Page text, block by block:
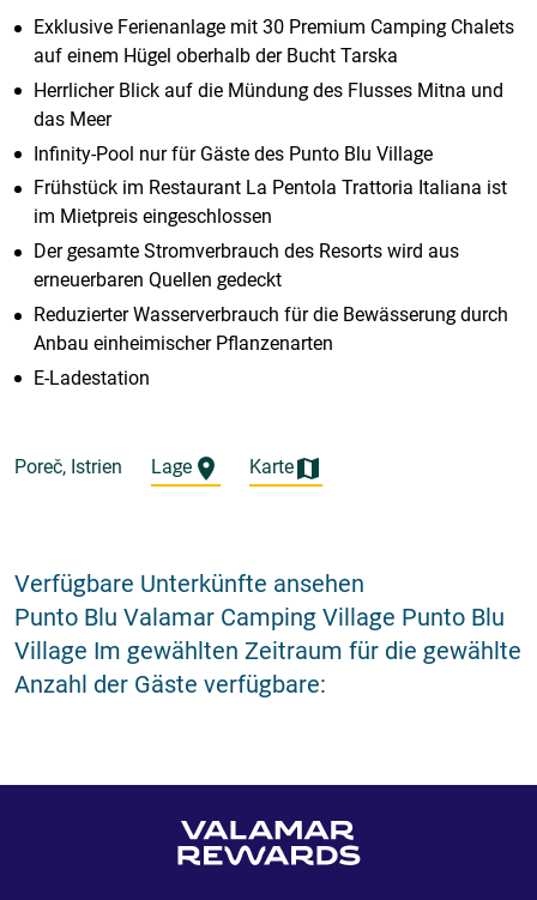
Exklusive Ferienanlage mit 30 Premium Camping Chalets
auf einem Hügel oberhalb der Bucht Tarska
Herrlicher Blick auf die Mündung des Flusses Mitna und
das Meer
Infinity-Pool nur für Gäste des Punto Blu Village
Frühstück im Restaurant La Pentola Trattoria Italiana ist
im Mietpreis eingeschlossen
Der gesamte Stromverbrauch des Resorts wird aus
erneuerbaren Quellen gedeckt
Reduzierter Wasserverbrauch für die Bewässerung durch
Anbau einheimischer Pflanzenarten
E-Ladestation
Poreč, Istrien Lage Karte
Verfügbare Unterkünfte ansehen
Punto Blu Valamar Camping Village Punto Blu
Village Im gewählten Zeitraum für die gewählte
Anzahl der Gäste verfügbare: